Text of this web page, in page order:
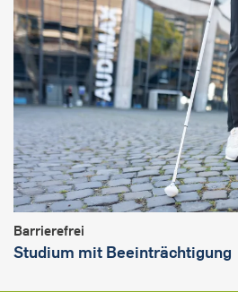
Barrierefrei
Studium mit Beeinträchtigung